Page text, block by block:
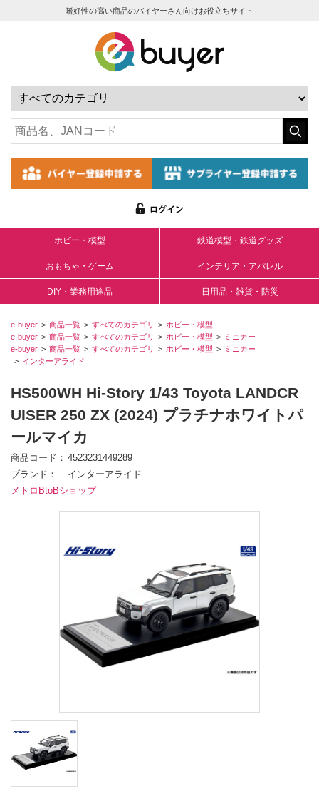
嗜好性の高い商品のバイヤーさん向けお役立ちサイト
ホビー・模型 鉄道模型・鉄道グッズ
おもちゃ・ゲーム インテリア・アパレル
DIY・業務用途品 日用品・雑貨・防災
e-buyer 商品一覧 すべてのカテゴリ
ホビー・模型
e-buyer
商品一覧 すべてのカテゴリ ホビー・模型
ミニカー
e-buyer
商品一覧 すべてのカテゴリ ホビー・模型
ミニカー
インターアライド
HS500WH Hi-Story 1/43 Toyota LANDCR
UISER 250 ZX (2024) プラチナホワイトパ
ールマイカ
商品コード
4523231449289
ブランド
インターアライド
メトロBtoBショップ